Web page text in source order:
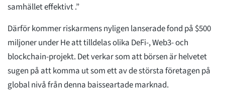
samhället effektivt .”
Därför kommer riskarmens nyligen lanserade fond på $500
miljoner under He att tilldelas olika DeFi-, Web3- och
blockchain-projekt. Det verkar som att börsen är helvetet
sugen på att komma ut som ett av de största företagen på
global nivå från denna baisseartade marknad.